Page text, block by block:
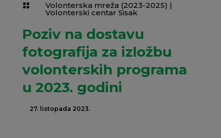
 Volonterska mreža (2023-2025) |
Volonterski centar Sisak
Poziv na dostavu
fotografija za izložbu
volonterskih programa
u 2023. godini
27. listopada 2023.